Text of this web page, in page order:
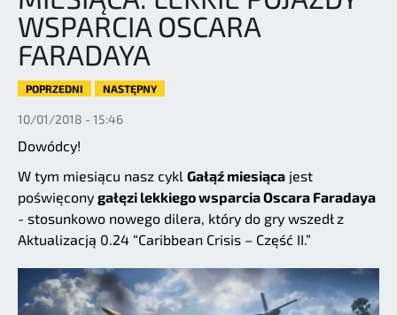
WSPARCIA OSCARA
FARADAYA
POPRZEDNI NASTĘPNY
10/01/2018 - 15:46
Dowódcy!
W tym miesiącu nasz cykl Gałąź miesiąca jest
poświęcony gałęzi lekkiego wsparcia Oscara Faradaya
- stosunkowo nowego dilera, który do gry wszedł z
Aktualizacją 0.24 “Caribbean Crisis – Część II.”